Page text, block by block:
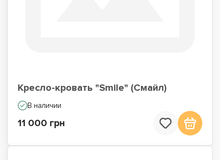
Кресло-кровать "Smile" (Смайл)
В наличии
11 000 грн